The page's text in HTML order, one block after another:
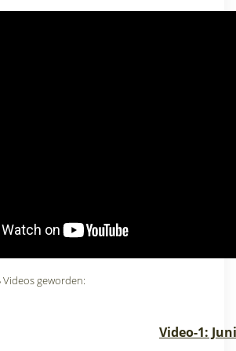
Videos geworden:
Video-1: